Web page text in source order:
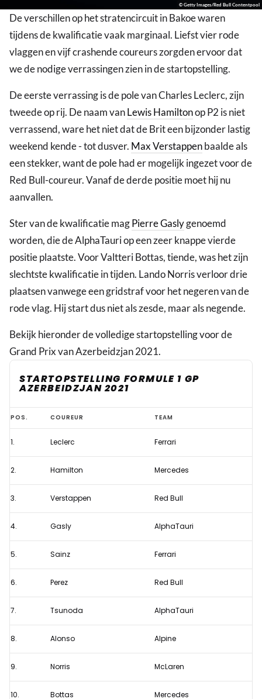
© Getty Images/Red Bull Contentpool
De verschillen op het stratencircuit in Bakoe waren
tijdens de kwalificatie vaak marginaal. Liefst vier rode
vlaggen en vijf crashende coureurs zorgden ervoor dat
we de nodige verrassingen zien in de startopstelling.
De eerste verrassing is de pole van Charles Leclerc, zijn
tweede op rij. De naam vanLewis Hamiltonop P2 is niet
verrassend, ware het niet dat de Brit een bijzonder lastig
weekend kende - tot dusver. Max Verstappenbaalde als
een stekker, want de pole had er mogelijk ingezet voor de
Red Bull-coureur. Vanaf de derde positie moet hij nu
aanvallen.
Ster van de kwalificatie magPierre Gaslygenoemd
worden, die de AlphaTauri op een zeer knappe vierde
positie plaatste. Voor Valtteri Bottas, tiende, was het zijn
slechtste kwalificatie in tijden. Lando Norris verloor drie
plaatsen vanwege een gridstraf voor het negeren van de
rode vlag. Hij start dus niet als zesde, maar als negende.
Bekijk hieronder de volledige startopstelling voor de
Grand Prix van Azerbeidzjan 2021.
STARTOPSTELLING FORMULE 1 GP
AZERBEIDZJAN 2021
Startopstelling
Formule
1
Grand
Azerbeidzjan
2021
na
POS. COUREUR TEAM
1. Leclerc Ferrari
2. Hamilton Mercedes
3. Verstappen Red Bull
4. Gasly AlphaTauri
5. Sainz Ferrari
6. Perez Red Bull
7. Tsunoda AlphaTauri
8. Alonso Alpine
9. Norris McLaren
10. Bottas Mercedes